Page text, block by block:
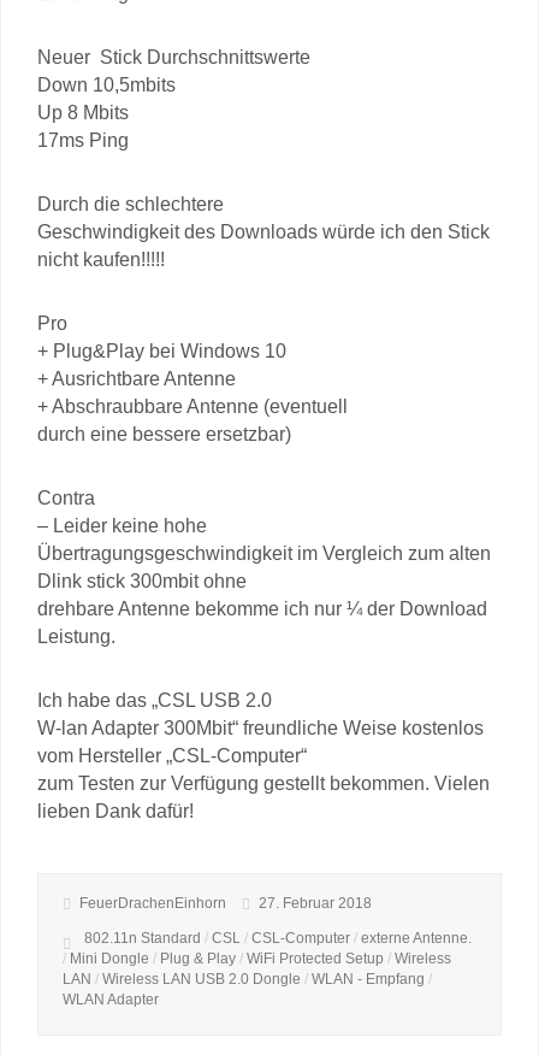
Neuer Stick Durchschnittswerte
Down 10,5mbits
Up 8 Mbits
17ms Ping
Durch die schlechtere
Geschwindigkeit des Downloads würde ich den Stick
nicht kaufen!!!!!
Pro
+ Plug&Play bei Windows 10
+ Ausrichtbare Antenne
+ Abschraubbare Antenne (eventuell
durch eine bessere ersetzbar)
Contra
– Leider keine hohe
Übertragungsgeschwindigkeit im Vergleich zum alten
Dlink stick 300mbit ohne
drehbare Antenne bekomme ich nur ¼ der Download
Leistung.
Ich habe das „CSL USB 2.0
W-lan Adapter 300Mbit“ freundliche Weise kostenlos
vom Hersteller „CSL-Computer“
zum Testen zur Verfügung gestellt bekommen. Vielen
lieben Dank dafür!
FeuerDrachenEinhorn 27. Februar 2018
802.11n Standard / CSL / CSL-Computer / externe Antenne.
/ Mini Dongle / Plug & Play / WiFi Protected Setup / Wireless
LAN / Wireless LAN USB 2.0 Dongle / WLAN - Empfang /
WLAN Adapter